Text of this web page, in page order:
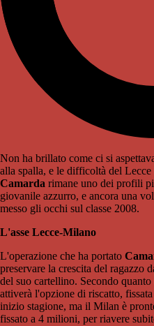
Non ha brillato come ci si
alla spalla, e le difficoltà del Lecce
Camarda rimane uno dei profili
giovanile azzurro, e ancora una
messo gli occhi sul classe 2008.
L'asse Lecce-Milano
L'operazione che ha portato
preservare la crescita del ragazzo
del suo cartellino. Secondo
attiverà l'opzione di riscatto,
inizio stagione, ma il Milan è
fissato a 4 milioni, per riavere